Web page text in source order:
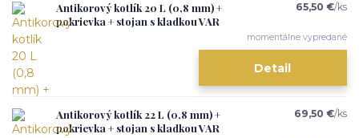
Antikorový kotlík 20 L (0,8 mm) +
pokrievka + stojan s kladkou VAR
65,50 €/ks
momentálne vypredané
Detail
Antikorový kotlík 22 L (0,8 mm) +
pokrievka + stojan s kladkou VAR
69,50 €/ks